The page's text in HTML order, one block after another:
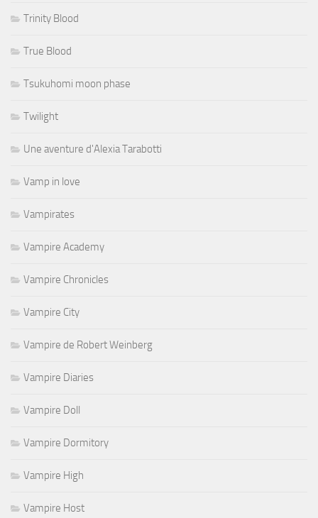
Trinity Blood
True Blood
Tsukuhomi moon phase
Twilight
Une aventure d'Alexia Tarabotti
Vamp in love
Vampirates
Vampire Academy
Vampire Chronicles
Vampire City
Vampire de Robert Weinberg
Vampire Diaries
Vampire Doll
Vampire Dormitory
Vampire High
Vampire Host